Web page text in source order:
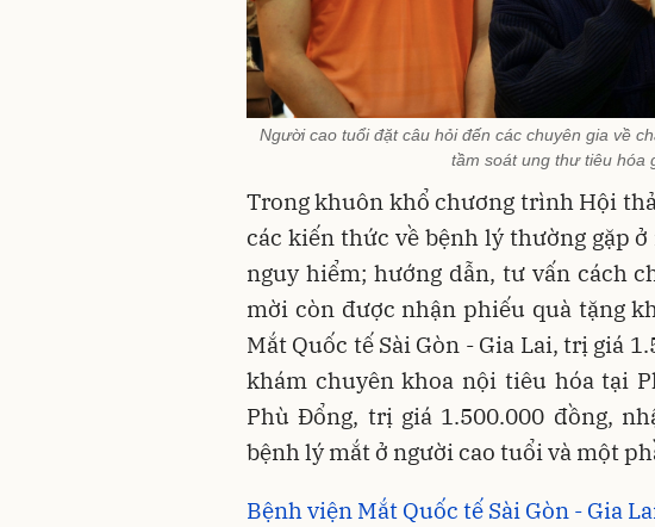
Người cao tuổi đặt câu hỏi đến các chuyên gia về
tầm soát ung thư tiêu hóa
Trong khuôn khổ chương trình Hội
các kiến thức về bệnh lý thường gặp
nguy hiểm; hướng dẫn, tư vấn cách
mời còn được nhận phiếu quà tặng
Mắt Quốc tế Sài Gòn - Gia Lai, trị giá
khám chuyên khoa nội tiêu hóa tại
Phù Đổng, trị giá 1.500.000 đồng,
bệnh lý mắt ở người cao tuổi và một
Bệnh viện Mắt Quốc tế Sài Gòn - Gia